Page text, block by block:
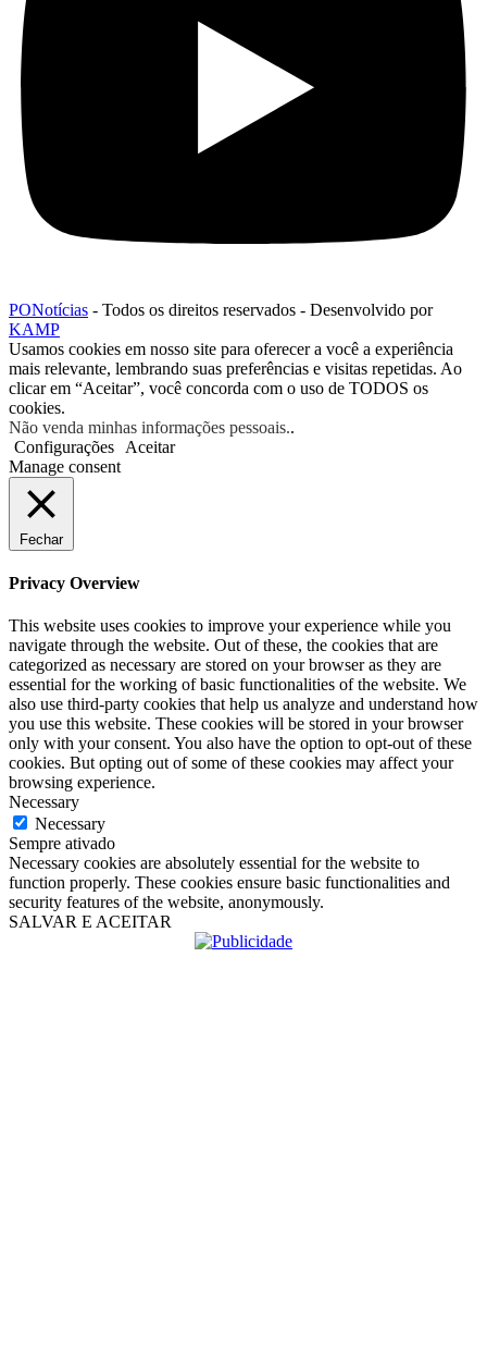
PONotícias - Todos os direitos reservados - Desenvolvido por
KAMP
Usamos cookies em nosso site para oferecer a você a experiência
mais relevante, lembrando suas preferências e visitas repetidas. Ao
clicar em “Aceitar”, você concorda com o uso de TODOS os
cookies.
Não venda minhas informações pessoais..
Configurações
Aceitar
Manage consent
Fechar
Privacy Overview
This website uses cookies to improve your experience while you
navigate through the website. Out of these, the cookies that are
categorized as necessary are stored on your browser as they are
essential for the working of basic functionalities of the website. We
also use third-party cookies that help us analyze and understand how
you use this website. These cookies will be stored in your browser
only with your consent. You also have the option to opt-out of these
cookies. But opting out of some of these cookies may affect your
browsing experience.
Necessary
Necessary
Sempre ativado
Necessary cookies are absolutely essential for the website to
function properly. These cookies ensure basic functionalities and
security features of the website, anonymously.
SALVAR E ACEITAR